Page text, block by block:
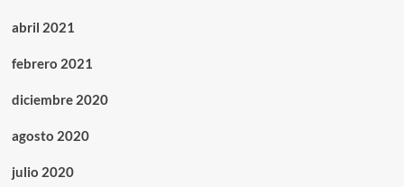
abril 2021
febrero 2021
diciembre 2020
agosto 2020
julio 2020